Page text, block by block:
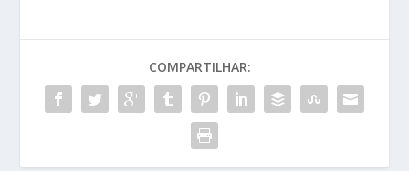
COMPARTILHAR: